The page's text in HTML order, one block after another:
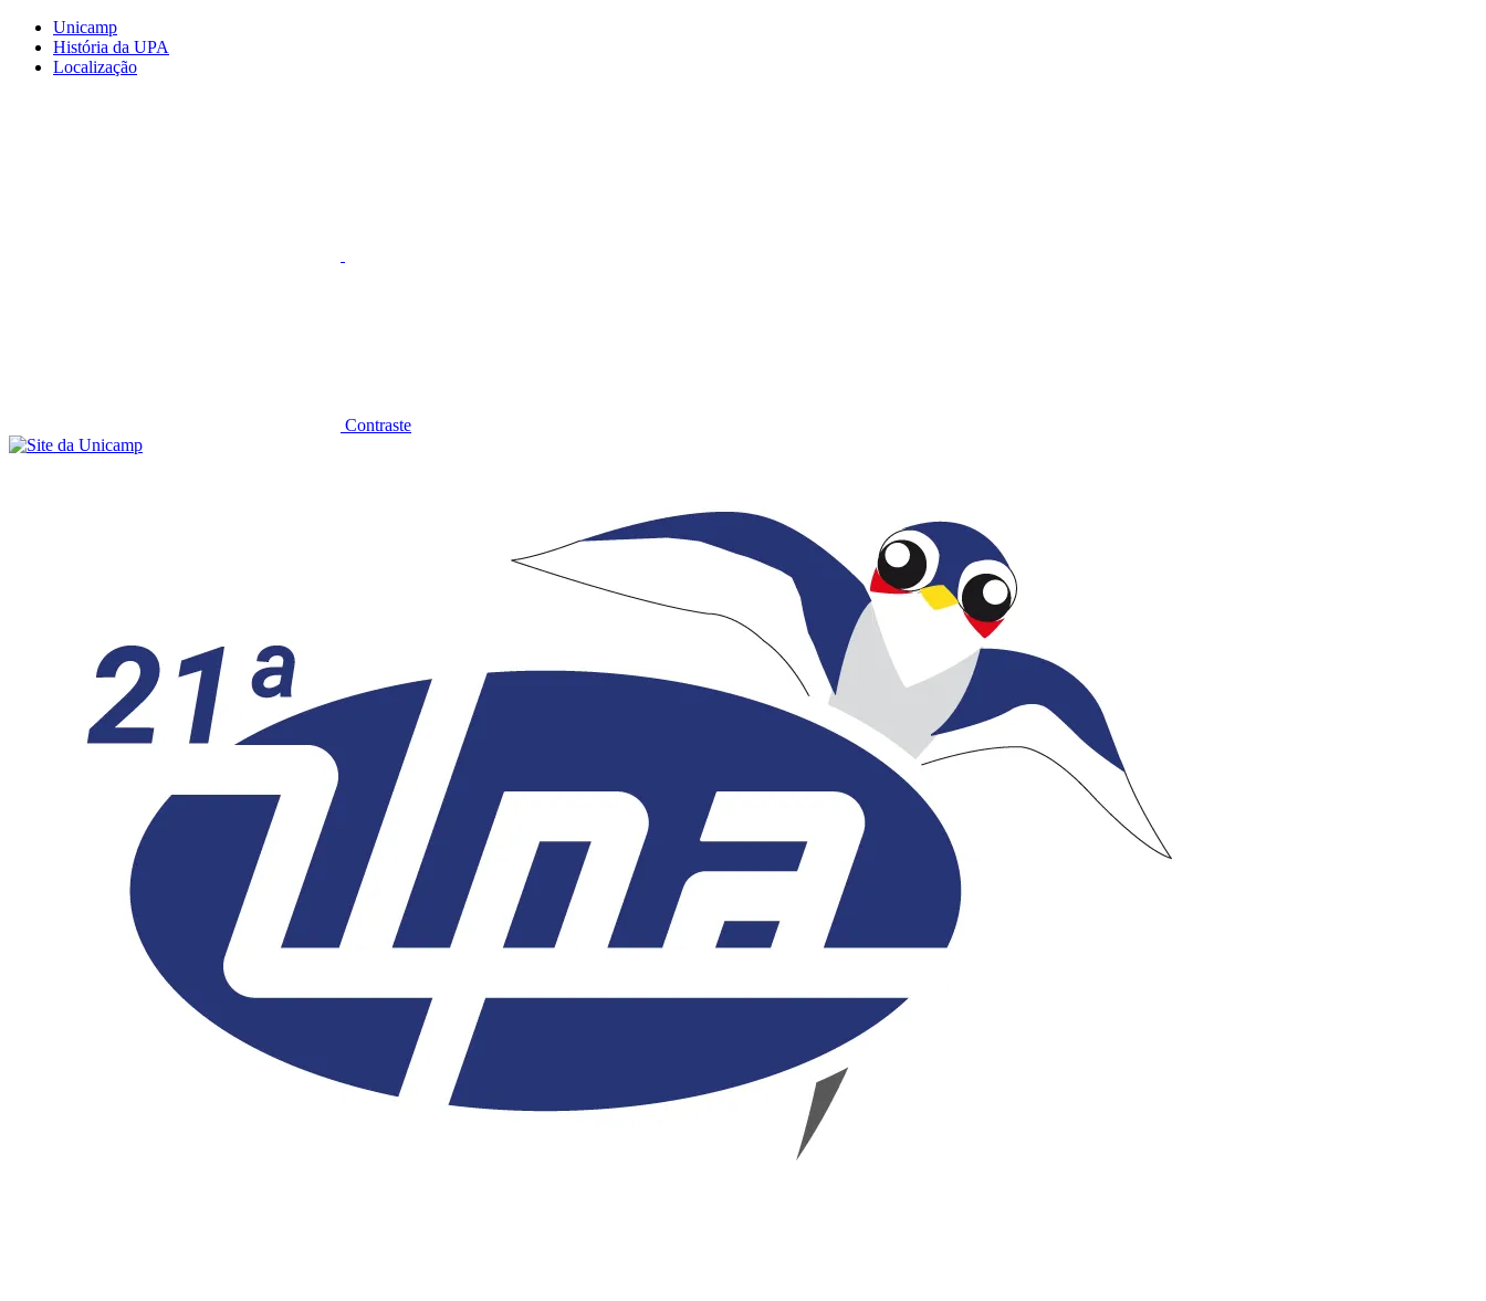
Conteúdo principal
Unicamp
História da UPA
Localização
Contraste